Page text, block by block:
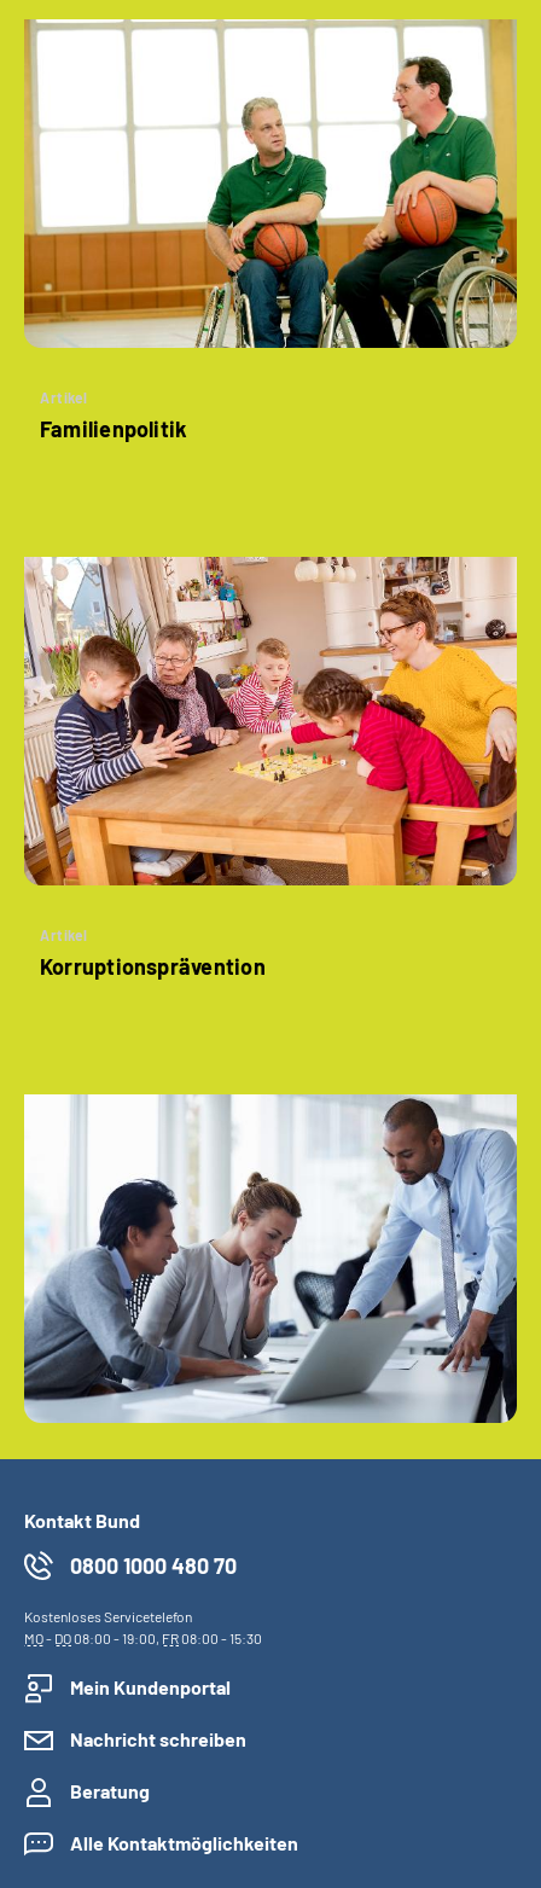
Artikel
Familienpolitik
Artikel
Korruptionsprävention
Kontakt Bund
0800 1000 480 70
Kostenloses Servicetelefon
MO- DO08:00 - 19:00, FR08:00 - 15:30
Mein Kundenportal
Nachricht schreiben
Beratung
Alle Kontaktmöglichkeiten